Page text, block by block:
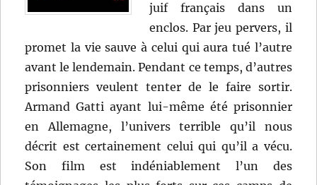
juif français dans un
enclos. Par jeu pervers, il
promet la vie sauve à celui qui aura tué l’autre
avant le lendemain. Pendant ce temps, d’autres
prisonniers veulent tenter de le faire sortir.
Armand Gatti ayant lui-même été prisonnier
en Allemagne, l’univers terrible qu’il nous
décrit est certainement celui qui qu’il a vécu.
Son film est indéniablement l’un des